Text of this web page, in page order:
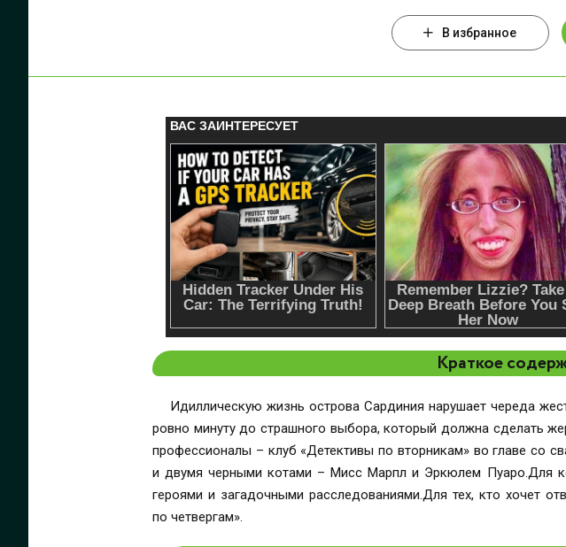
В избранное
Краткое
Идиллическую жизнь острова Сардиния нарушает череда
ровно минуту до страшного выбора, который должна сделать
профессионалы – клуб «Детективы по вторникам» во главе со
и двумя черными котами – Мисс Марпл и Эркюлем Пуаро.Для
героями и загадочными расследованиями.Для тех, кто хочет
по четвергам».